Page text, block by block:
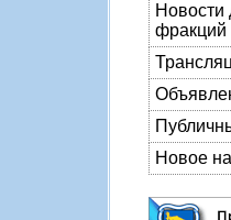
Новости
фракций
Новое